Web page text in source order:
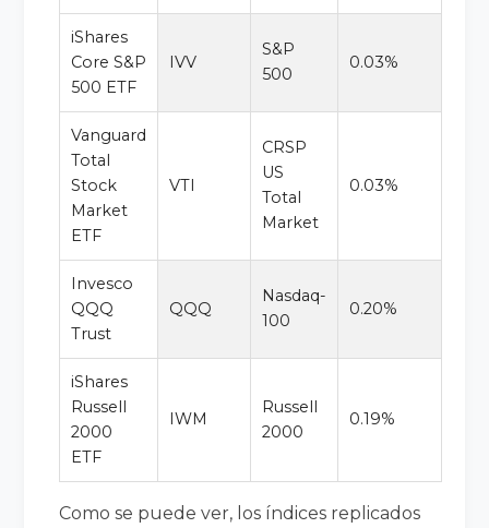
iShares
Core S&P
500 ETF
IVV
S&P
500
0.03%
Vanguard
Total
Stock
Market
ETF
VTI
CRSP
US
Total
Market
0.03%
Invesco
QQQ
Trust
QQQ
Nasdaq-
100
0.20%
iShares
Russell
2000
ETF
IWM
Russell
2000
0.19%
Como se puede ver, los índices replicados